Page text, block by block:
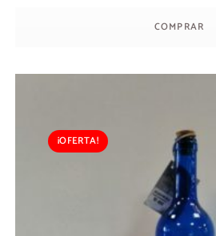
COMPRAR
¡OFERTA!